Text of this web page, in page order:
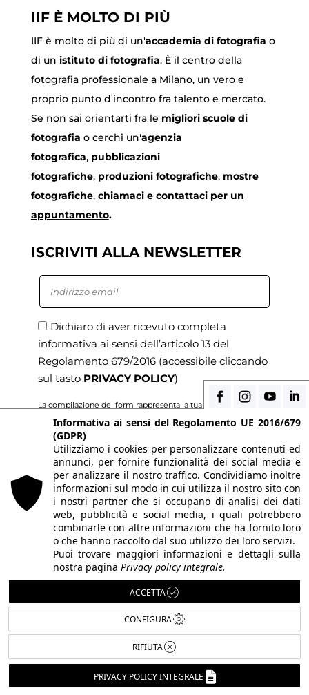
IIF È MOLTO DI PIÙ
IIF è molto di più di un'accademia di fotografia o
di un istituto di fotografia. È il centro della
fotografia professionale a Milano, un vero e
proprio punto d'incontro fra talento e mercato.
Se non sai orientarti fra le migliori scuole di
fotografia o cerchi un'agenzia
fotografica, pubblicazioni
fotografiche, produzioni fotografiche, mostre
fotografiche, chiamacie contattaci per un
appuntamento.
ISCRIVITI ALLA NEWSLETTER
Dichiaro di aver ricevuto completa
informativa ai sensi dell’articolo 13 del
Regolamento 679/2016 (accessibile cliccando
sul tasto PRIVACY POLICY)
La compilazione del form rappresenta la tua richiesta di
iscrizione alla nostra newsletter. Questo form non è inteso per
nessuna altra attività. La sua compilazione rappresenta la tua
espressione libera di consenso al trattamento dei dati.
PRIVACY POLICY
CONFERMA
FOLLOW US
Informativa ai sensi del Regolamento UE 2016/679
(GDPR)
Utilizziamo i cookies per personalizzare contenuti ed
annunci, per fornire funzionalità dei social media e
per analizzare il nostro traffico. Condividiamo inoltre
informazioni sul modo in cui utilizza il nostro sito con
i nostri partner che si occupano di analisi dei dati
web, pubblicità e social media, i quali potrebbero
combinarle con altre informazioni che ha fornito loro
o che hanno raccolto dal suo utilizzo dei loro servizi.
Puoi trovare maggiori informazioni e dettagli sulla
nostra pagina Privacy policy integrale.
ACCETTA
CONFIGURA
RIFIUTA
PRIVACY POLICY INTEGRALE